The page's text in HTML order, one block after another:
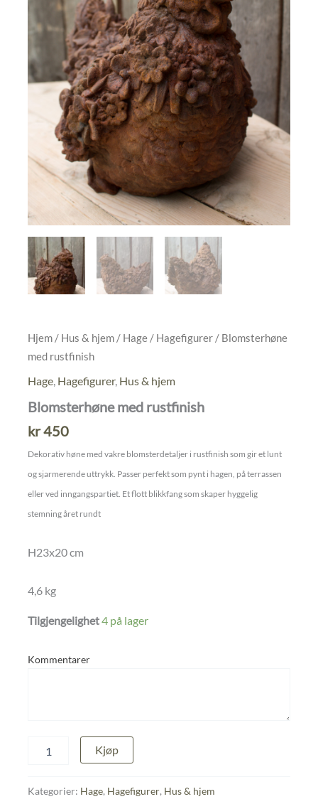
Hjem / Hus & hjem / Hage / Hagefigurer / Blomsterhøne
med rustfinish
Hage, Hagefigurer, Hus & hjem
Blomsterhøne med rustfinish
kr450
Dekorativ høne med vakre blomsterdetaljer i rustfinish som gir et lunt
og sjarmerende uttrykk. Passer perfekt som pynt i hagen, på terrassen
eller ved inngangspartiet. Et flott blikkfang som skaper hyggelig
stemning året rundt
H23x20 cm
4,6 kg
Tilgjengelighet4 på lager
Kommentarer
Blomsterhøne
antall
Kjøp
Kategorier: Hage, Hagefigurer, Hus & hjem